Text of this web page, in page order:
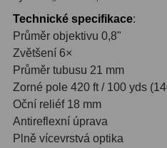
Zrcátka a hranoly 61
Diagonální zrcátka36
Diagonální hranoly7
Amici hranoly 45°
Amici hranoly 90°7
Technické specifikace:
Průměr objektivu 0,8"
Zvětšení 6×
Průměr tubusu 21 mm
Zorné pole 420 ft / 100 yds
Oční reliéf 18 mm
Antireflexní úprava
Plně vícevrstvá optika